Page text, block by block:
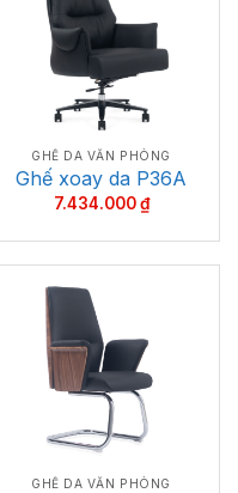
GHẾ DA VĂN PHÒNG
Ghế xoay da P36A
7.434.000₫
GHẾ DA VĂN PHÒNG